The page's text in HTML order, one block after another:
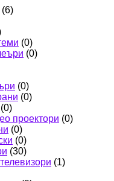
(6)
(0)
(0)
(0)
(0)
(0)
проектори (0)
(0)
(0)
(30)
(1)